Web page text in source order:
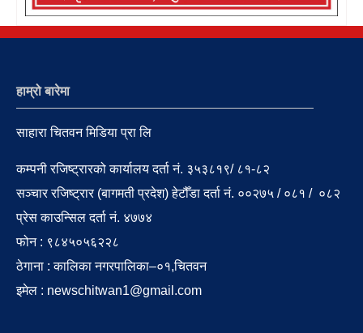
हाम्रो बारेमा
साहारा चितवन मिडिया प्रा लि
कम्पनी रजिष्ट्रारको कार्यालय दर्ता नं. ३५३८१९/ ८१-८२
सञ्चार रजिष्ट्रार (बागमती प्रदेश) हेटौँडा दर्ता नं. ००२७५ / ०८१ / ०८२
प्रेस काउन्सिल दर्ता नं. ४७७४
फोन : ९८४५०५६२२८
ठेगाना : कालिका नगरपालिका–०१,चितवन
इमेल : newschitwan1@gmail.com